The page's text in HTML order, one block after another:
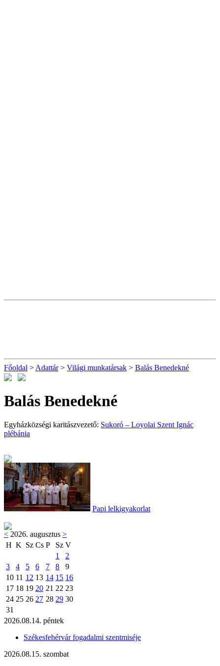
Főoldal > Adattár> Világi munkatársak > Balás Benedekné
Balás Benedekné
Egyházközségi karitászvezető: Sukoró – Loyolai Szent Ignác
plébánia
Papi lelkigyakorlat
< 2026. augusztus >
H K Sz Cs P Sz V
1
2
3
4 5 6 7 8
9
10 11 12 13 14 15 16
17 18 19 20 21 22 23
24 25 26 27 28 29 30
31
2026.08.14. péntek
Székesfehérvár fogadalmi szentmiséje
2026.08.15. szombat